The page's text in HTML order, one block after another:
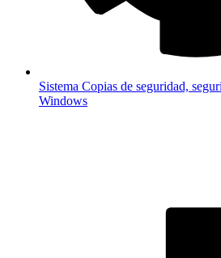
Sistema Copias de seguridad,
Windows